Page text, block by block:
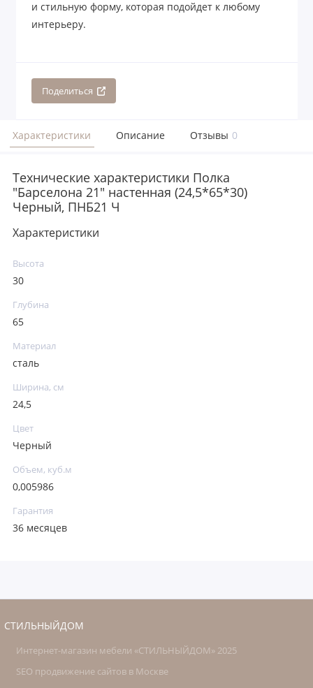
и стильную форму, которая подойдет к любому
интерьеру.
Поделиться
Характеристики Описание Отзывы 0
Технические характеристики Полка
"Барселона 21" настенная (24,5*65*30)
Черный, ПНБ21 Ч
Характеристики
Высота
30
Глубина
65
Материал
сталь
Ширина, см
24,5
Цвет
Черный
Объем, куб.м
0,005986
Гарантия
36 месяцев
СТИЛЬНЫЙДОМ
Интернет-магазин мебели «СТИЛЬНЫЙДОМ» 2025
SEO продвижение сайтов в Москве